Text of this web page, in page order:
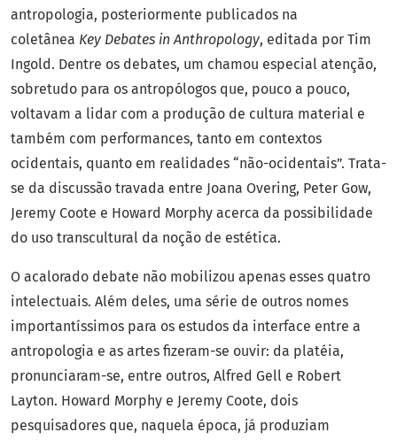
antropologia, posteriormente publicados na
coletânea Key Debates in Anthropology, editada por Tim
Ingold. Dentre os debates, um chamou especial atenção,
sobretudo para os antropólogos que, pouco a pouco,
voltavam a lidar com a produção de cultura material e
também com performances, tanto em contextos
ocidentais, quanto em realidades “não-ocidentais”. Trata-
se da discussão travada entre Joana Overing, Peter Gow,
Jeremy Coote e Howard Morphy acerca da possibilidade
do uso transcultural da noção de estética.
O acalorado debate não mobilizou apenas esses quatro
intelectuais. Além deles, uma série de outros nomes
importantíssimos para os estudos da interface entre a
antropologia e as artes fizeram-se ouvir: da platéia,
pronunciaram-se, entre outros, Alfred Gell e Robert
Layton. Howard Morphy e Jeremy Coote, dois
pesquisadores que, naquela época, já produziam